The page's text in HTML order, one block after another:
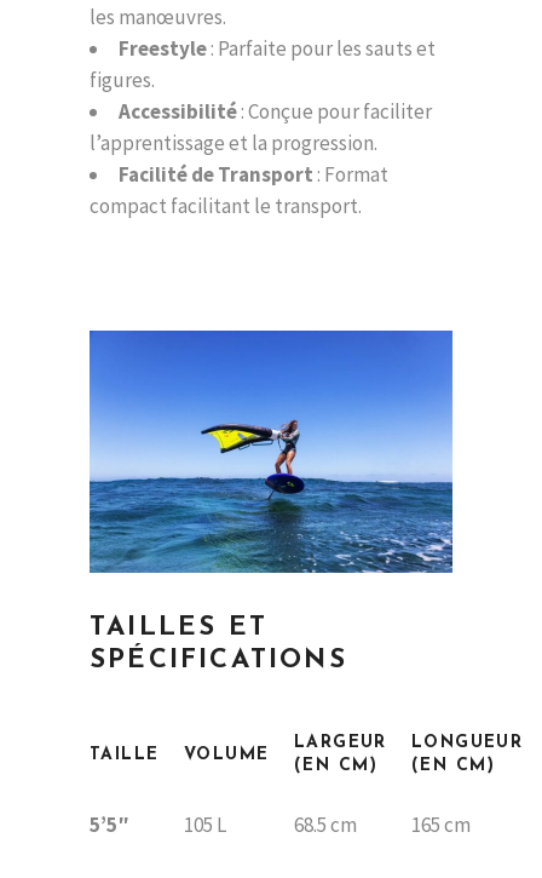
les manœuvres.
Freestyle: Parfaite pour les sauts et
figures.
Accessibilité: Conçue pour faciliter
l’apprentissage et la progression.
Facilité de Transport: Format
compact facilitant le transport.
TAILLES ET
SPÉCIFICATIONS
TAILLE VOLUME
LARGEUR
(EN CM)
LONGUEUR
(EN CM)
5’5″ 105 L 68.5 cm 165 cm